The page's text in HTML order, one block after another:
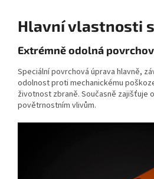
Hlavní vlastnosti
Extrémně odolná
Speciální povrchová úprava hlavně,
odolnost proti mechanickému
životnost zbraně. Současně zajišťuje
povětrnostním vlivům.